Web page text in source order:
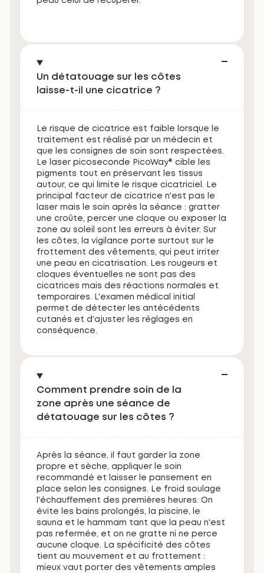
Un détatouage sur les côtes
laisse-t-il une cicatrice ?
Le risque de cicatrice est faible lorsque le
traitement est réalisé par un médecin et
que les consignes de soin sont respectées.
Le laser picoseconde PicoWay® cible les
pigments tout en préservant les tissus
autour, ce qui limite le risque cicatriciel. Le
principal facteur de cicatrice n'est pas le
laser mais le soin après la séance : gratter
une croûte, percer une cloque ou exposer la
zone au soleil sont les erreurs à éviter. Sur
les côtes, la vigilance porte surtout sur le
frottement des vêtements, qui peut irriter
une peau en cicatrisation. Les rougeurs et
cloques éventuelles ne sont pas des
cicatrices mais des réactions normales et
temporaires. L'examen médical initial
permet de détecter les antécédents
cutanés et d'ajuster les réglages en
conséquence.
Comment prendre soin de la
zone après une séance de
détatouage sur les côtes ?
Après la séance, il faut garder la zone
propre et sèche, appliquer le soin
recommandé et laisser le pansement en
place selon les consignes. Le froid soulage
l'échauffement des premières heures. On
évite les bains prolongés, la piscine, le
sauna et le hammam tant que la peau n'est
pas refermée, et on ne gratte ni ne perce
aucune cloque. La spécificité des côtes
tient au mouvement et au frottement :
mieux vaut porter des vêtements amples